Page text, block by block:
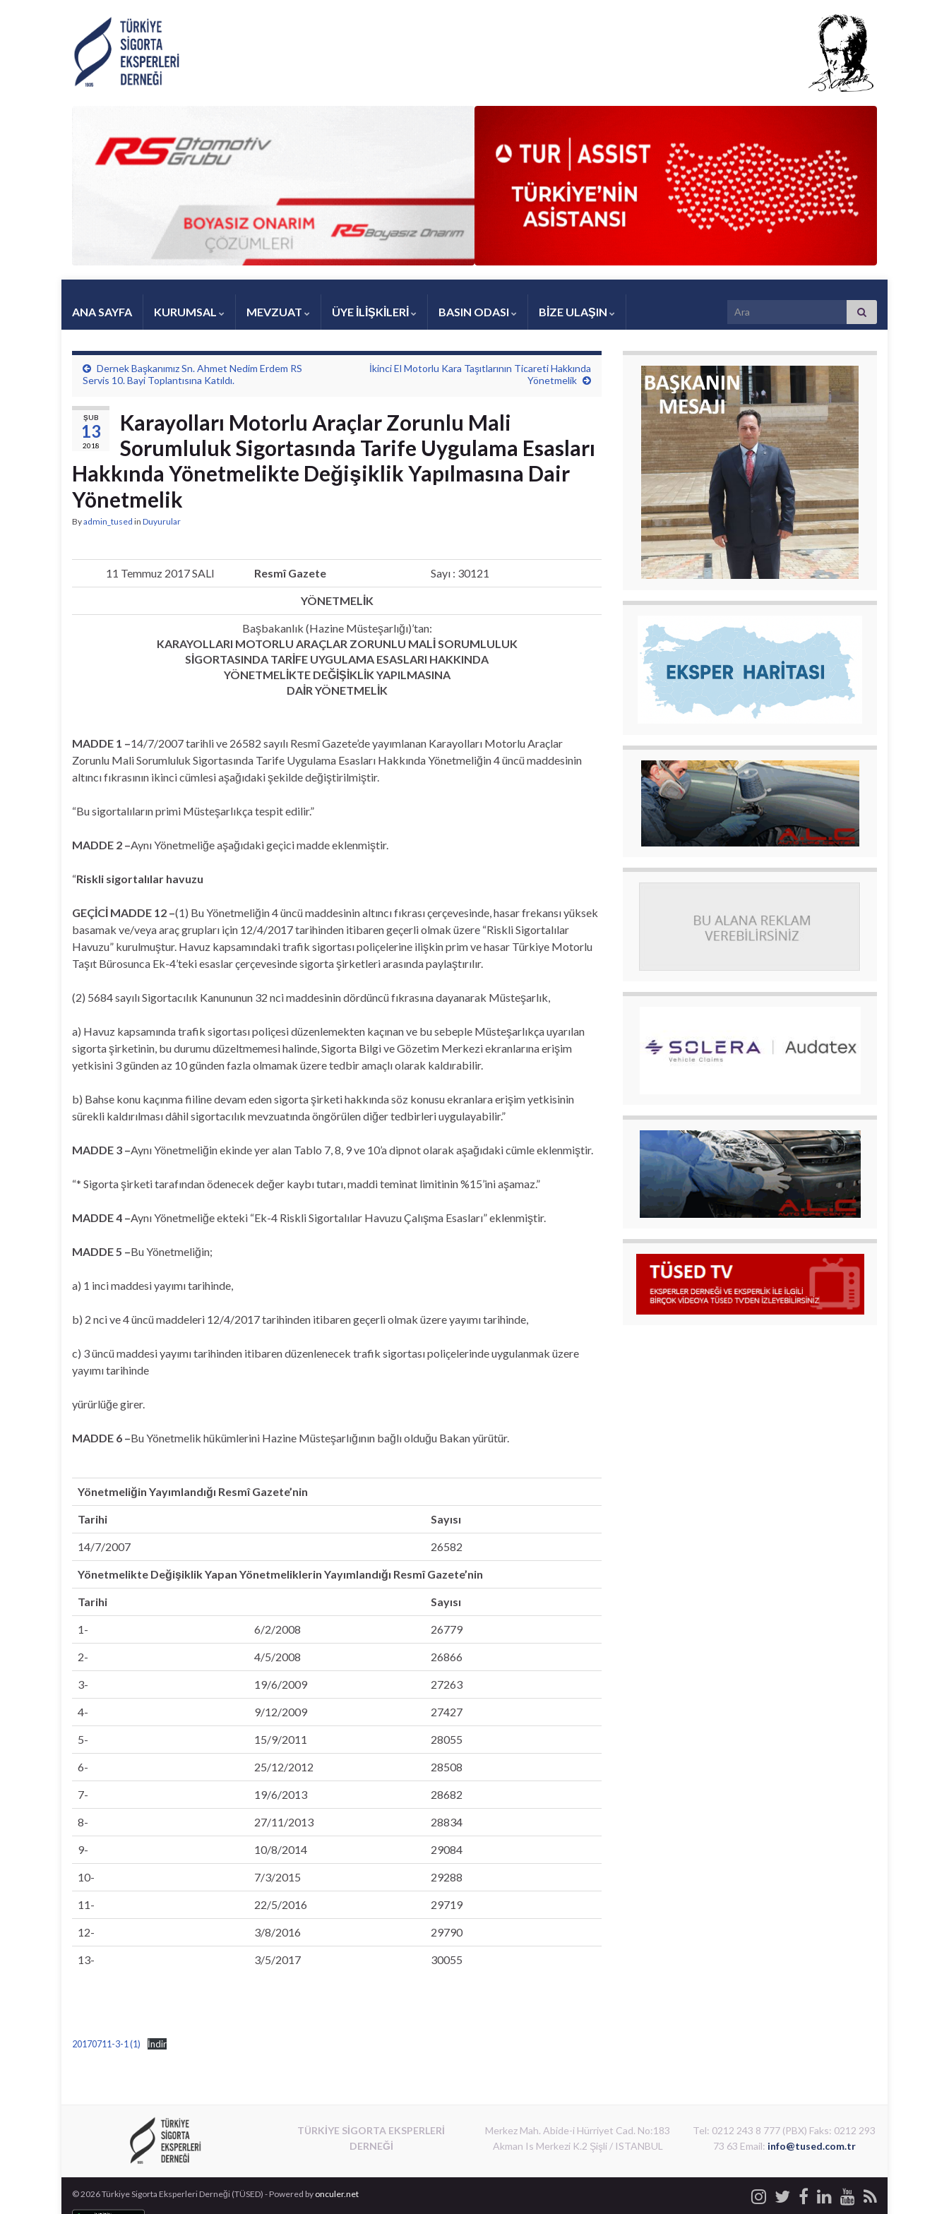
ANA SAYFA KURUMSAL MEVZUAT ÜYE İLİŞKİLERİ BASIN ODASI BİZE ULAŞIN Search for:
Dernek Başkanımız Sn. Ahmet Nedim Erdem RS
Servis 10. Bayi Toplantısına Katıldı.
İkinci El Motorlu Kara Taşıtlarının Ticareti Hakkında
Yönetmelik
ŞUB
13
2018
Karayolları Motorlu Araçlar Zorunlu Mali
Sorumluluk Sigortasında Tarife Uygulama Esasları
Hakkında Yönetmelikte Değişiklik Yapılmasına Dair
Yönetmelik
Byadmin_tused in Duyurular
11 Temmuz 2017 SALI Resmî Gazete Sayı : 30121
YÖNETMELİK
Başbakanlık (Hazine Müsteşarlığı)’tan:
KARAYOLLARI MOTORLU ARAÇLAR ZORUNLU MALİ SORUMLULUK
SİGORTASINDA TARİFE UYGULAMA ESASLARI HAKKINDA
YÖNETMELİKTE DEĞİŞİKLİK YAPILMASINA
DAİR YÖNETMELİK
MADDE 1 –14/7/2007 tarihli ve 26582 sayılı Resmî Gazete’de yayımlanan Karayolları Motorlu Araçlar
Zorunlu Mali Sorumluluk Sigortasında Tarife Uygulama Esasları Hakkında Yönetmeliğin 4 üncü maddesinin
altıncı fıkrasının ikinci cümlesi aşağıdaki şekilde değiştirilmiştir.
“Bu sigortalıların primi Müsteşarlıkça tespit edilir.”
MADDE 2 –Aynı Yönetmeliğe aşağıdaki geçici madde eklenmiştir.
“Riskli sigortalılar havuzu
GEÇİCİ MADDE 12 –(1) Bu Yönetmeliğin 4 üncü maddesinin altıncı fıkrası çerçevesinde, hasar frekansı yüksek
basamak ve/veya araç grupları için 12/4/2017 tarihinden itibaren geçerli olmak üzere “Riskli Sigortalılar
Havuzu” kurulmuştur. Havuz kapsamındaki trafik sigortası poliçelerine ilişkin prim ve hasar Türkiye Motorlu
Taşıt Bürosunca Ek-4’teki esaslar çerçevesinde sigorta şirketleri arasında paylaştırılır.
(2) 5684 sayılı Sigortacılık Kanununun 32 nci maddesinin dördüncü fıkrasına dayanarak Müsteşarlık,
a) Havuz kapsamında trafik sigortası poliçesi düzenlemekten kaçınan ve bu sebeple Müsteşarlıkça uyarılan
sigorta şirketinin, bu durumu düzeltmemesi halinde, Sigorta Bilgi ve Gözetim Merkezi ekranlarına erişim
yetkisini 3 günden az 10 günden fazla olmamak üzere tedbir amaçlı olarak kaldırabilir.
b) Bahse konu kaçınma fiiline devam eden sigorta şirketi hakkında söz konusu ekranlara erişim yetkisinin
sürekli kaldırılması dâhil sigortacılık mevzuatında öngörülen diğer tedbirleri uygulayabilir.”
MADDE 3 –Aynı Yönetmeliğin ekinde yer alan Tablo 7, 8, 9 ve 10’a dipnot olarak aşağıdaki cümle eklenmiştir.
“* Sigorta şirketi tarafından ödenecek değer kaybı tutarı, maddi teminat limitinin %15’ini aşamaz.”
MADDE 4 –Aynı Yönetmeliğe ekteki “Ek-4 Riskli Sigortalılar Havuzu Çalışma Esasları” eklenmiştir.
MADDE 5 –Bu Yönetmeliğin;
a) 1 inci maddesi yayımı tarihinde,
b) 2 nci ve 4 üncü maddeleri 12/4/2017 tarihinden itibaren geçerli olmak üzere yayımı tarihinde,
c) 3 üncü maddesi yayımı tarihinden itibaren düzenlenecek trafik sigortası poliçelerinde uygulanmak üzere
yayımı tarihinde
yürürlüğe girer.
MADDE 6 –Bu Yönetmelik hükümlerini Hazine Müsteşarlığının bağlı olduğu Bakan yürütür.
Yönetmeliğin Yayımlandığı Resmî Gazete’nin
Tarihi Sayısı
14/7/2007 26582
Yönetmelikte Değişiklik Yapan Yönetmeliklerin Yayımlandığı Resmî Gazete’nin
Tarihi Sayısı
1- 6/2/2008 26779
2- 4/5/2008 26866
3- 19/6/2009 27263
4- 9/12/2009 27427
5- 15/9/2011 28055
6- 25/12/2012 28508
7- 19/6/2013 28682
8- 27/11/2013 28834
9- 10/8/2014 29084
10- 7/3/2015 29288
11- 22/5/2016 29719
12- 3/8/2016 29790
13- 3/5/2017 30055
20170711-3-1 (1) İndir
TÜRKİYE SİGORTA EKSPERLERİ
DERNEĞİ
Merkez Mah. Abide-i Hürriyet Cad. No:183
Akman Is Merkezi K.2 Şişli / ISTANBUL
Tel: 0212 243 8 777 (PBX) Faks: 0212 293
73 63 Email: info@tused.com.tr
© 2026 Türkiye Sigorta Eksperleri Derneği (TÜSED) - Powered by onculer.net